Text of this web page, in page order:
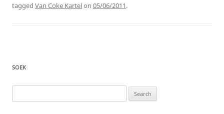
tagged Van Coke Kartelon 05/06/2011.
SOEK
for: